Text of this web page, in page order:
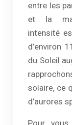
entre les
et la
intensité
d’environ
du Soleil
solaire, ce
d’aurores
Pour